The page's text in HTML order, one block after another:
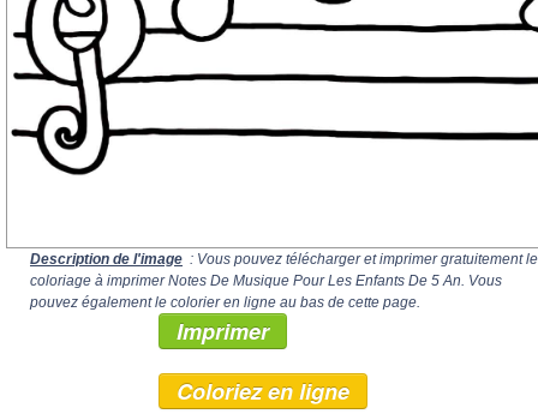
Description de l'image : Vous pouvez télécharger et imprimer gratuitement le
coloriage à imprimer Notes De Musique Pour Les Enfants De 5 An. Vous
pouvez également le colorier en ligne au bas de cette page.
Imprimer
Coloriez en ligne